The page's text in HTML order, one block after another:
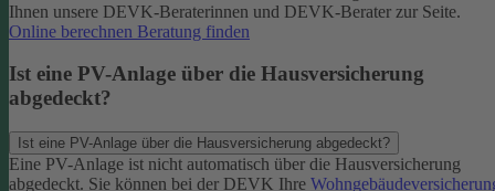
Ihnen unsere DEVK-Beraterinnen und DEVK-Berater zur Seite.
Online berechnen Beratung finden
Ist eine PV-Anlage über die Hausversicherung
abgedeckt?
Ist eine PV-Anlage über die Hausversicherung abgedeckt?
Eine PV-Anlage ist nicht automatisch über die Hausversicherung
abgedeckt. Sie können bei der DEVK Ihre